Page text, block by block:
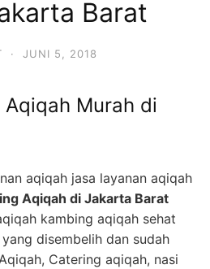
Barat
· JUNI 5, 2018
Murah di
aqiqah jasa layanan aqiqah
Aqiqah di Jakarta Barat
kambing aqiqah sehat
disembelih dan sudah
Catering aqiqah, nasi